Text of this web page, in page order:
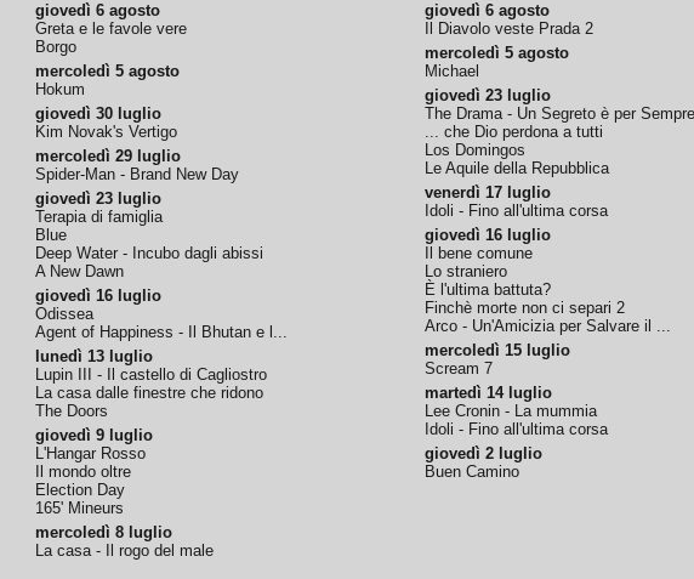
giovedì 6 agosto
Greta e le favole vere
Borgo
mercoledì 5 agosto
Hokum
giovedì 30 luglio
Kim Novak's Vertigo
mercoledì 29 luglio
Spider-Man - Brand New Day
giovedì 23 luglio
Terapia di famiglia
Blue
Deep Water - Incubo dagli abissi
A New Dawn
giovedì 16 luglio
Odissea
Agent of Happiness - Il Bhutan e l...
lunedì 13 luglio
Lupin III - Il castello di Cagliostro
La casa dalle finestre che ridono
The Doors
giovedì 9 luglio
L'Hangar Rosso
Il mondo oltre
Election Day
165' Mineurs
mercoledì 8 luglio
La casa - Il rogo del male
giovedì 6 agosto
Il Diavolo veste Prada 2
mercoledì 5 agosto
Michael
giovedì 23 luglio
The Drama - Un Segreto è per Sempre
... che Dio perdona a tutti
Los Domingos
Le Aquile della Repubblica
venerdì 17 luglio
Idoli - Fino all'ultima corsa
giovedì 16 luglio
Il bene comune
Lo straniero
È l'ultima battuta?
Finchè morte non ci separi 2
Arco - Un'Amicizia per Salvare il ...
mercoledì 15 luglio
Scream 7
martedì 14 luglio
Lee Cronin - La mummia
Idoli - Fino all'ultima corsa
giovedì 2 luglio
Buen Camino